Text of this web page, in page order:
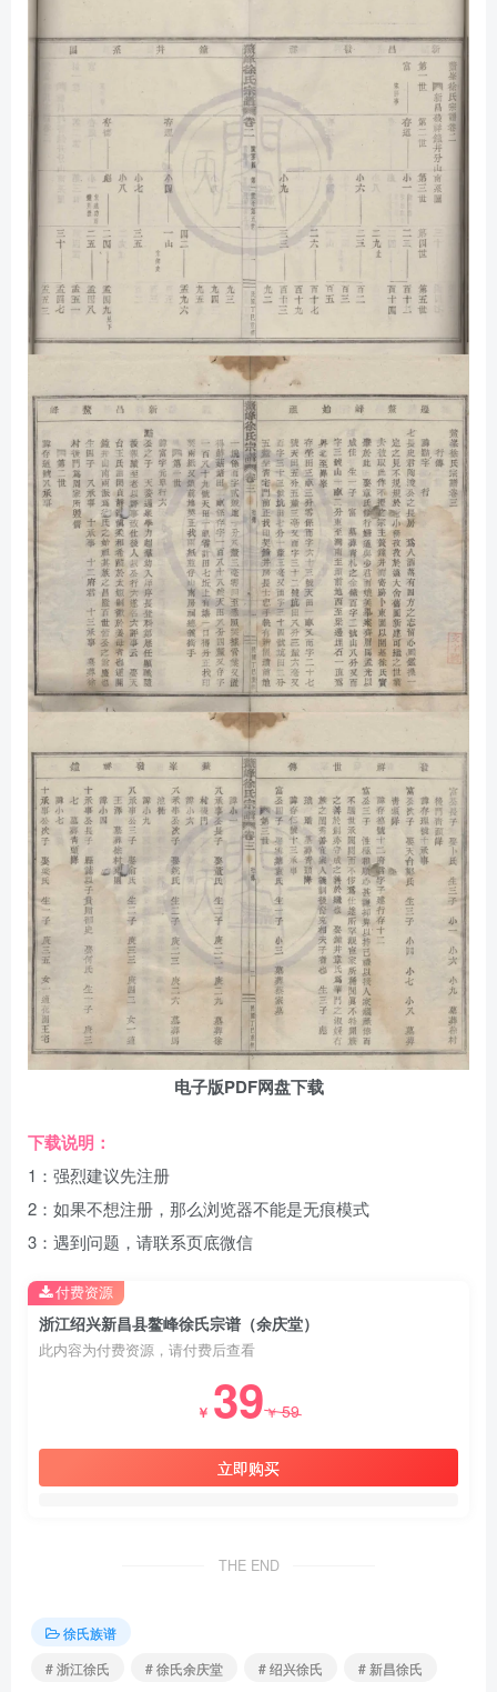
电子版PDF网盘下载
下载说明：
1：强烈建议先注册
2：如果不想注册，那么浏览器不能是无痕模式
3：遇到问题，请联系页底微信
浙江绍兴新昌县鳌峰徐氏宗谱（余庆堂）
此内容为付费资源，请付费后查看
￥ 39￥59
立即购买
付费资源
THE END
徐氏族谱
# 浙江徐氏
# 徐氏余庆堂 # 绍兴徐氏 # 新昌徐氏